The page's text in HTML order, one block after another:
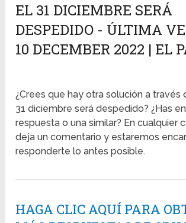
EL 31 DICIEMBRE SERÁ
DESPEDIDO - ÚLTIMA
10 DECEMBER 2022 | EL
¿Crees que hay otra solución a través
31 diciembre será despedido? ¿Has
respuesta o una similar? En cualquier
deja un comentario y estaremos
responderte lo antes posible.
HAGA CLIC AQUÍ PARA